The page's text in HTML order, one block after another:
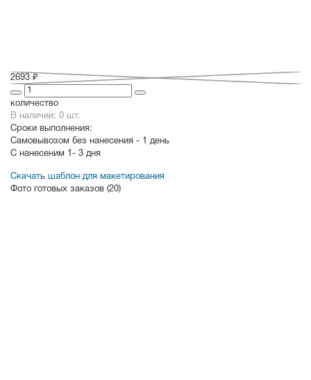
2693 ₽
количество
В наличии: 0 шт.
Сроки выполнения:
Самовывозом без нанесения -
1 день
С нанесеним
1- 3 дня
Скачать шаблон для макетирования
Фото готовых заказов (20)